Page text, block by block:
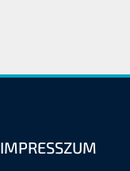
IMPRESSZUM